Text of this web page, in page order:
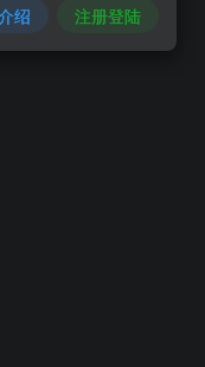
绍 注册登陆